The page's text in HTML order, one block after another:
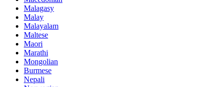
Malagasy
Malay
Malayalam
Maltese
Maori
Marathi
Mongolian
Burmese
Nepali